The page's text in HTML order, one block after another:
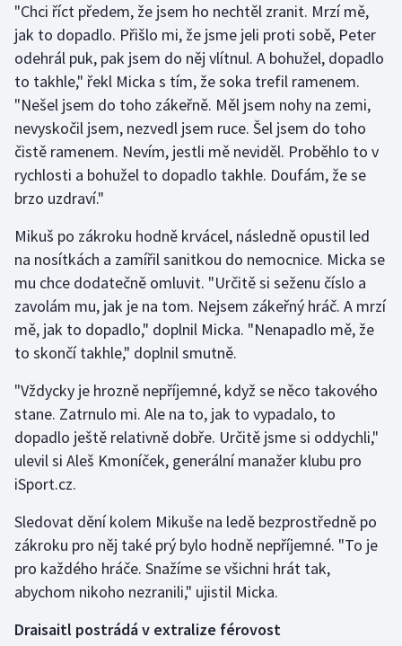
Lezení
Lyže a snowboard
Moderní pětiboj
Motorsport
Olympijské hry
Parasport
Plavání
Plážový volejbal
Rychlobruslení
Rychlostní kanoistika
Sportovní střelba
Stolní tenis
Triatlon
"Chci říct předem, že jsem ho nechtěl zranit. Mrzí mě,
jak to dopadlo. Přišlo mi, že jsme jeli proti sobě, Peter
odehrál puk, pak jsem do něj vlítnul. A bohužel, dopadlo
to takhle," řekl Micka s tím, že soka trefil ramenem.
"Nešel jsem do toho zákeřně. Měl jsem nohy na zemi,
nevyskočil jsem, nezvedl jsem ruce. Šel jsem do toho
čistě ramenem. Nevím, jestli mě neviděl. Proběhlo to v
rychlosti a bohužel to dopadlo takhle. Doufám, že se
brzo uzdraví."
Mikuš po zákroku hodně krvácel, následně opustil led
na nosítkách a zamířil sanitkou do nemocnice. Micka se
mu chce dodatečně omluvit. "Určitě si seženu číslo a
zavolám mu, jak je na tom. Nejsem zákeřný hráč. A mrzí
mě, jak to dopadlo," doplnil Micka. "Nenapadlo mě, že
to skončí takhle," doplnil smutně.
"Vždycky je hrozně nepříjemné, když se něco takového
stane. Zatrnulo mi. Ale na to, jak to vypadalo, to
dopadlo ještě relativně dobře. Určitě jsme si oddychli,"
ulevil si Aleš Kmoníček, generální manažer klubu pro
iSport.cz.
Sledovat dění kolem Mikuše na ledě bezprostředně po
zákroku pro něj také prý bylo hodně nepříjemné. "To je
pro každého hráče. Snažíme se všichni hrát tak,
abychom nikoho nezranili," ujistil Micka.
Draisaitl postrádá v extralize férovost